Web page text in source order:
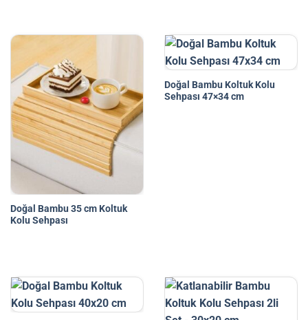
Doğal Bambu 35 cm Koltuk
Kolu Sehpası
Doğal Bambu Koltuk Kolu
Sehpası 47×34 cm